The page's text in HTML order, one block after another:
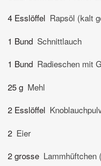
4 Esslöffel Rapsöl (kalt
1 Bund Schnittlauch
1 Bund Radieschen mit
25 g Mehl
2 Esslöffel
2 Eier
2 grosse Lammhüftchen